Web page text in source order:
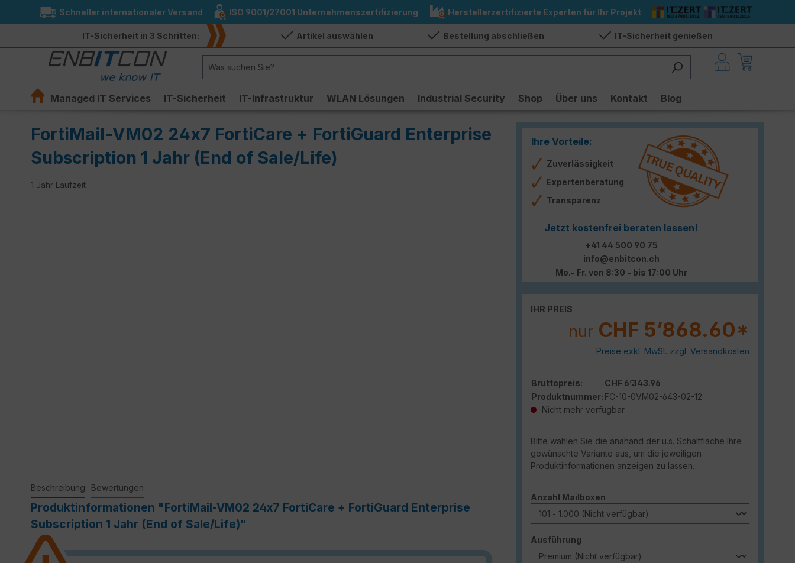
Zur Hauptnavigation springen
Schneller internationaler Versand ISO 9001/27001 Unternehmenszertifizierung Herstellerzertifizierte Experten für Ihr Projekt
IT-Sicherheit in 3 Schritten: Artikel auswählen Bestellung abschließen IT-Sicherheit genießen
Managed IT Services IT-Sicherheit IT-Infrastruktur WLAN Lösungen Industrial Security Shop Über uns Kontakt Blog
FortiMail-VM02 24x7 FortiCare + FortiGuard Enterprise
Subscription 1 Jahr (End of Sale/Life)
1 Jahr Laufzeit
Ihre Vorteile:
Zuverlässigkeit
Expertenberatung
Transparenz
Jetzt kostenfrei beraten lassen!
+41 44 500 90 75
info@enbitcon.ch
Mo.- Fr. von 8:30 - bis 17:00 Uhr
IHR PREIS
nur CHF 5’868.60*
Preise exkl. MwSt. zzgl. Versandkosten
Bruttopreis:
CHF 6’343.96
Produktnummer: FC-10-0VM02-643-02-12
Nicht mehr verfügbar
Bitte wählen Sie die anahand der u.s. Schaltfläche Ihre
gewünschte Variante aus, um die jeweiligen
Produktinformationen anzeigen zu lassen.
Anzahl Mailboxen
Ausführung
Beschreibung Bewertungen
Produktinformationen "FortiMail-VM02 24x7 FortiCare + FortiGuard Enterprise
Subscription 1 Jahr (End of Sale/Life)"